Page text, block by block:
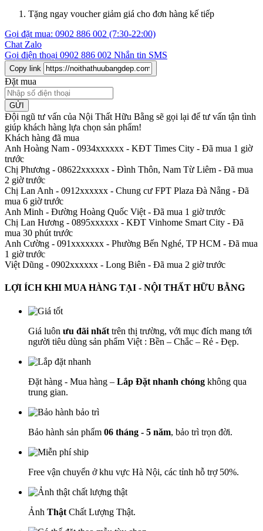
Tặng ngay voucher giảm giá cho đơn hàng kế tiếp
Gọi đặt mua: 0902 886 002 (7:30-22:00)
Chat Zalo
Gọi điện thoại 0902 886 002 Nhắn tin SMS
Copy link
Đặt mua
GỬI
Đội ngũ tư vấn của Nội Thất Hữu Bằng sẽ gọi lại để tư vấn tận tình
giúp khách hàng lựa chọn sản phẩm!
Khách hàng đã mua
Anh Hoàng Nam - 0934xxxxxx - KĐT Times City - Đã mua 1 giờ
trước
Chị Phương - 08622xxxxxx - Đình Thôn, Nam Từ Liêm - Đã mua
2 giờ trước
Chị Lan Anh - 0912xxxxxx - Chung cư FPT Plaza Đà Nẵng - Đã
mua 6 giờ trước
Anh Minh - Đường Hoàng Quốc Việt - Đã mua 1 giờ trước
Chị Lan Hương - 0895xxxxxx - KĐT Vinhome Smart City - Đã
mua 30 phút trước
Anh Cường - 091xxxxxxx - Phường Bến Nghé, TP HCM - Đã mua
1 giờ trước
Việt Dũng - 0902xxxxxx - Long Biên - Đã mua 2 giờ trước
LỢI ÍCH KHI MUA HÀNG TẠI - NỘI THẤT HỮU BẰNG
Giá luôn ưu đãi nhất trên thị trường, với mục đích mang tới
người tiêu dùng sản phẩm Việt : Bền – Chắc – Rẻ - Đẹp.
Đặt hàng - Mua hàng – Lắp Đặt nhanh chóng không qua
trung gian.
Bảo hành sản phẩm 06 tháng - 5 năm, bảo trì trọn đời.
Free vận chuyển ở khu vực Hà Nội, các tỉnh hỗ trợ 50%.
Ảnh Thật Chất Lượng Thật.